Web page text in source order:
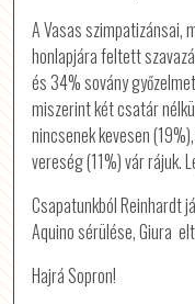
A Vasas szimpatizánsai,
honlapjára feltett
és 34% sovány
miszerint két csatár
nincsenek kevesen
vereség (11%) vár rájuk.
Csapatunkból Reinhardt
Aquino sérülése, Giura
Hajrá Sopron!